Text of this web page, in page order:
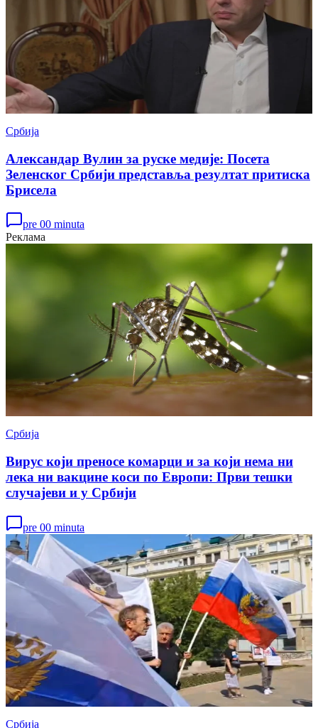
Србија
Александар Вулин за руске медије: Посета
Зеленског Србији представља резултат притиска
Брисела
pre 00 minuta
Реклама
Србија
Вирус који преносе комарци и за који нема ни
лека ни вакцине коси по Европи: Први тешки
случајеви и у Србији
pre 00 minuta
Србија